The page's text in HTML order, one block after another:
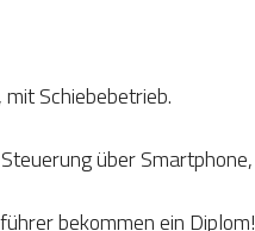
Schiebebetrieb.
über Smartphone,
bekommen ein Diplom!